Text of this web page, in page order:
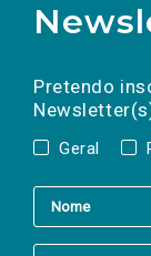
Pretendo
Geral
a(s)
mail